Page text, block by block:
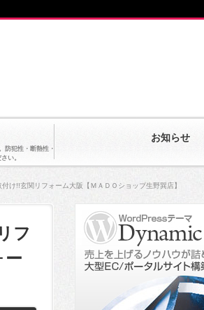
防犯性・断熱性・
い。
お知らせ
け!!玄関リフォーム大阪【ＭＡＤＯショップ生野巽店】
フ
ー